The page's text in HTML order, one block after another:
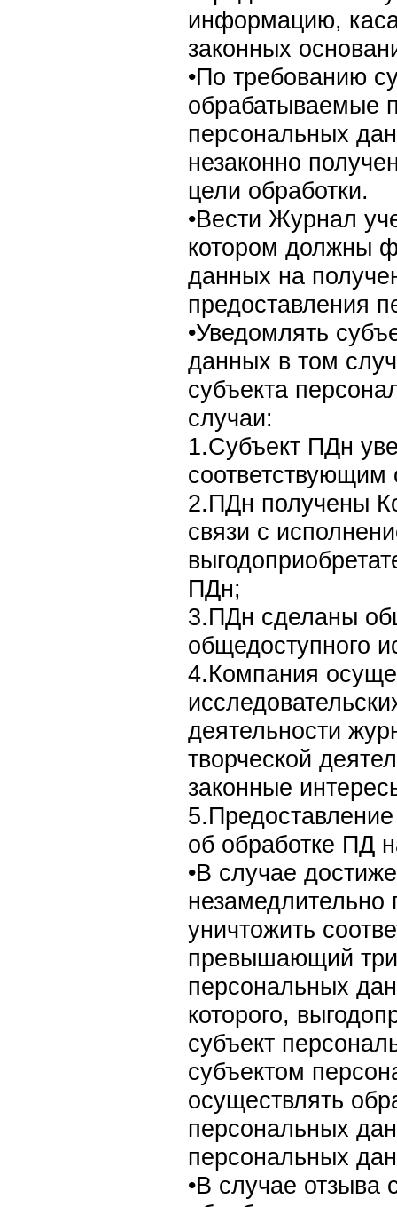
информацию,
законных
•По требованию
обрабатываемые
персональных
незаконно
цели обработки.
•Вести Журнал
котором должны
данных на
предоставления
•Уведомлять
данных в том
субъекта
случаи:
1.Субъект ПДн
соответствующим
2.ПДн получены
связи с
ПДн;
3.ПДн сделаны
общедоступного
4.Компания
деятельности
творческой
законные
об обработке ПД
•В случае
незамедлительно
уничтожить
превышающий
персональных
которого,
субъект
субъектом
осуществлять
персональных
персональных
•В случае отзыва